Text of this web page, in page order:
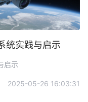
统实践与启示
启示
2025-05-26 16:03:31